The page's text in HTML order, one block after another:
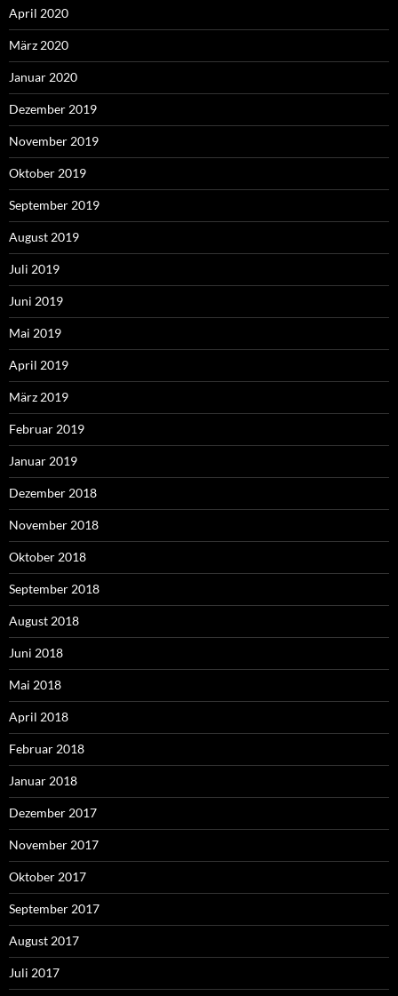
April 2020
März 2020
Januar 2020
Dezember 2019
November 2019
Oktober 2019
September 2019
August 2019
Juli 2019
Juni 2019
Mai 2019
April 2019
März 2019
Februar 2019
Januar 2019
Dezember 2018
November 2018
Oktober 2018
September 2018
August 2018
Juni 2018
Mai 2018
April 2018
Februar 2018
Januar 2018
Dezember 2017
November 2017
Oktober 2017
September 2017
August 2017
Juli 2017